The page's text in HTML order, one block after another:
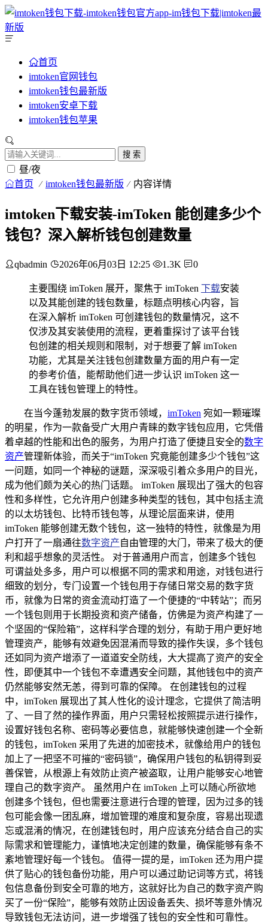
首页
imtoken官网钱包
imtoken钱包最新版
imtoken安卓下载
imtoken钱包苹果
搜 索
昼/夜
首页 imtoken钱包最新版 内容详情
imtoken下载安装-imToken 能创建多少个
钱包？深入解析钱包创建数量
qbadmin 2026年06月03日 12:25 1.3K 0
主要围绕 imToken 展开，聚焦于 imToken 下载安装
以及其能创建的钱包数量，标题点明核心内容，旨
在深入解析 imToken 可创建钱包的数量情况，这不
仅涉及其安装使用的流程，更着重探讨了该平台钱
包创建的相关规则和限制，对于想要了解 imToken
功能，尤其是关注钱包创建数量方面的用户有一定
的参考价值，能帮助他们进一步认识 imToken 这一
工具在钱包管理上的特性。
在当今蓬勃发展的数字货币领域， imToken 宛如一颗璀璨
的明星，作为一款备受广大用户青睐的数字钱包应用，它凭借
着卓越的性能和出色的服务，为用户打造了便捷且安全的数字
资产管理新体验，而关于“imToken 究竟能创建多少个钱包”这
一问题，如同一个神秘的谜题，深深吸引着众多用户的目光，
成为他们颇为关心的热门话题。 imToken 展现出了强大的包容
性和多样性，它允许用户创建多种类型的钱包，其中包括主流
的以太坊钱包、比特币钱包等，从理论层面来讲，使用
imToken 能够创建无数个钱包，这一独特的特性，就像是为用
户打开了一扇通往数字资产自由管理的大门，带来了极大的便
利和超乎想象的灵活性。 对于普通用户而言，创建多个钱包
可谓益处多多，用户可以根据不同的需求和用途，对钱包进行
细致的划分，专门设置一个钱包用于存储日常交易的数字货
币，就像为日常的资金流动打造了一个便捷的“中转站”；而另
一个钱包则用于长期投资和资产储备，仿佛是为资产构建了一
个坚固的“保险箱”，这样科学合理的划分，有助于用户更好地
管理资产，能够有效避免因混淆而导致的操作失误，多个钱包
还如同为资产增添了一道道安全防线，大大提高了资产的安全
性，即便其中一个钱包不幸遭遇安全问题，其他钱包中的资产
仍然能够安然无恙，得到可靠的保障。 在创建钱包的过程
中，imToken 展现出了其人性化的设计理念，它提供了简洁明
了、一目了然的操作界面，用户只需轻松按照提示进行操作，
设置好钱包名称、密码等必要信息，就能够快速创建一个全新
的钱包，imToken 采用了先进的加密技术，就像给用户的钱包
加上了一把坚不可摧的“密码锁”，确保用户钱包的私钥得到妥
善保管，从根源上有效防止资产被盗取，让用户能够安心地管
理自己的数字资产。 虽然用户在 imToken 上可以随心所欲地
创建多个钱包，但也需要注意进行合理的管理，因为过多的钱
包可能会像一团乱麻，增加管理的难度和复杂度，容易出现遗
忘或混淆的情况，在创建钱包时，用户应该充分结合自己的实
际需求和管理能力，谨慎地决定创建的数量，确保能够有条不
紊地管理好每一个钱包。 值得一提的是，imToken 还为用户提
供了贴心的钱包备份功能，用户可以通过助记词等方式，将钱
包信息备份到安全可靠的地方，这就好比为自己的数字资产购
买了一份“保险”，能够有效防止因设备丢失、损坏等意外情况
导致钱包无法访问，进一步增强了钱包的安全性和可靠性。